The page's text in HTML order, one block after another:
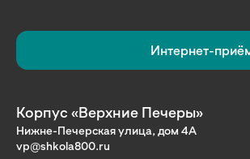
Интернет-
Корпус «Верхние Печеры»
Нижне-Печерская улица, дом 4А
vp@shkola800.ru